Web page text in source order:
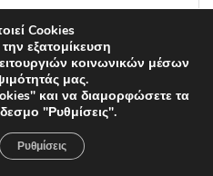
ευρώ
Cookies
εξατομίκευση
κοινωνικών μέσων
μας.
και να διαμορφώσετε τα
"Ρυθμίσεις".
Ρυθμίσεις